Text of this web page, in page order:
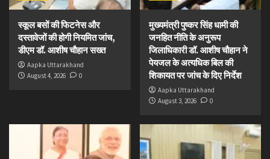
स्कूल बसों की फिटनेस और
दस्तावेजों की होगी नियमित जांच,
डीएम डॉ. आशीष चौहान सख्त
Aapka Uttarakhand
August 4, 2026
0
मुख्यमंत्री पुष्कर सिंह धामी की
जनहित नीति के अनुरूप
जिलाधिकारी डॉ. आशीष चौहान ने
पेयजल के अत्यधिक बिल की
शिकायत पर जांच के दिए निर्देश
Aapka Uttarakhand
August 3, 2026
0